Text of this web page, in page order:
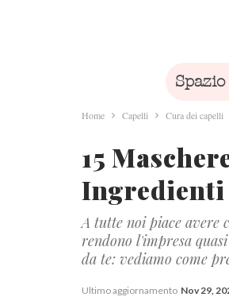
Home Capelli Cura dei capelli
15
Ingredienti
A tutte noi piace avere
rendono l'impresa
da te: vediamo come
Ultimo aggiornamento Nov 29,